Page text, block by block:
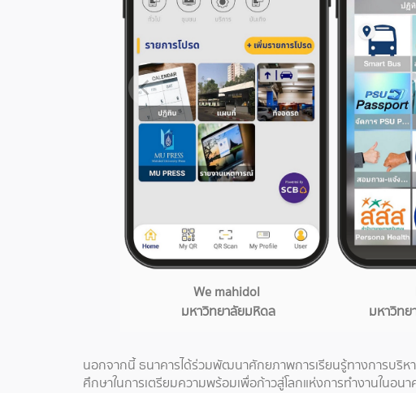
We mahidol
มหาวิทยาลัยมหิดล
มหาวิท
นอกจากนี้ ธนาคารได้ร่วมพัฒนาศักยภาพการเรียนรู้ทางการบริห
ศึกษาในการเตรียมความพร้อมเพื่อก้าวสู่โลกแห่งการทำงานในอ